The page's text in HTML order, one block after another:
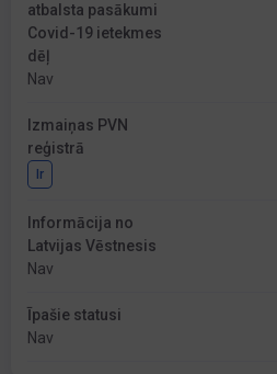
atbalsta pasākumi
Covid-19 ietekmes
dēļ
Nav
Izmaiņas PVN
reģistrā
Ir
Informācija no
Latvijas Vēstnesis
Nav
Īpašie statusi
Nav